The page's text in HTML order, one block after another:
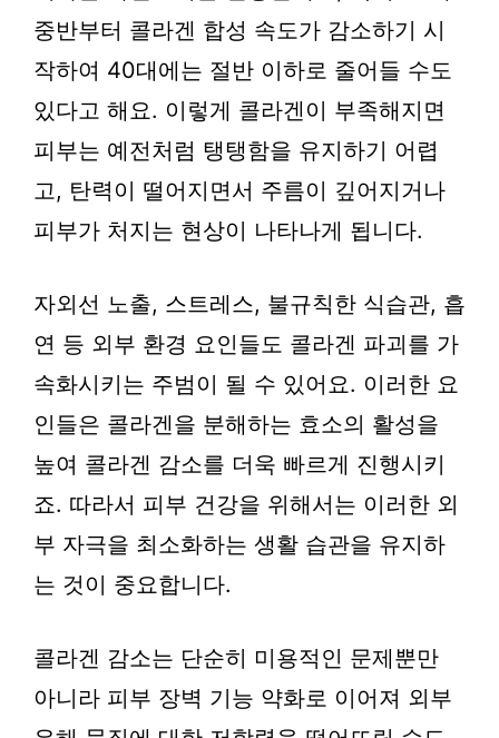
중반부터 콜라겐 합성 속도가 감소하기 시
작하여 40대에는 절반 이하로 줄어들 수도
있다고 해요. 이렇게 콜라겐이 부족해지면
피부는 예전처럼 탱탱함을 유지하기 어렵
고, 탄력이 떨어지면서 주름이 깊어지거나
피부가 처지는 현상이 나타나게 됩니다.
자외선 노출, 스트레스, 불규칙한 식습관, 흡
연 등 외부 환경 요인들도 콜라겐 파괴를 가
속화시키는 주범이 될 수 있어요. 이러한 요
인들은 콜라겐을 분해하는 효소의 활성을
높여 콜라겐 감소를 더욱 빠르게 진행시키
죠. 따라서 피부 건강을 위해서는 이러한 외
부 자극을 최소화하는 생활 습관을 유지하
는 것이 중요합니다.
콜라겐 감소는 단순히 미용적인 문제뿐만
아니라 피부 장벽 기능 약화로 이어져 외부